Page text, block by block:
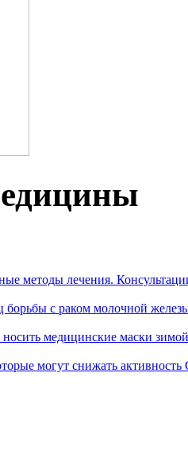
методы лечения.
с раком молочной
медицинские маски зимой
могут снижать